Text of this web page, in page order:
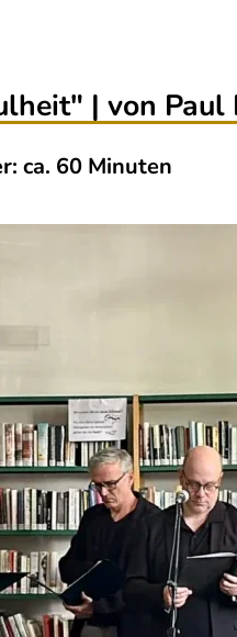
| von Paul
ca. 60 Minuten